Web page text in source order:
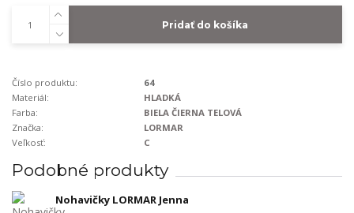
Pridať do košíka
Číslo produktu:
64
Materiál:
HLADKÁ
Farba:
BIELA ČIERNA TELOVÁ
Značka:
LORMAR
Veľkosť:
C
Podobné produkty
Nohavičky LORMAR Jenna